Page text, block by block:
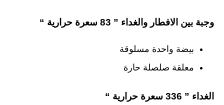
وجبة بين الافطار والغداء ” 83 سعرة حرارية “
بيضة واحدة مسلوقة
معلقة صلصلة حارة
الغداء ” 336 سعرة حرارية “